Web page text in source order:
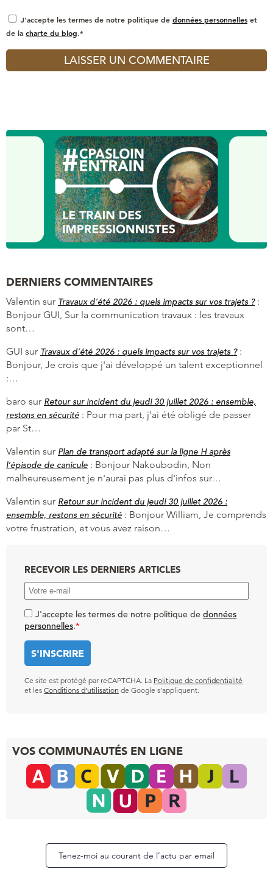
J'accepte les termes de notre politique de données personnelles et
de la charte du blog.*
DERNIERS COMMENTAIRES
Valentin sur Travaux d’été 2026 : quels impacts sur vos trajets ?:
Bonjour GUI, Sur la communication travaux : les travaux
sont…
GUI sur Travaux d’été 2026 : quels impacts sur vos trajets ?:
Bonjour, Je crois que j'ai développé un talent exceptionnel
:…
baro sur Retour sur incident du jeudi 30 juillet 2026 : ensemble,
restons en sécurité : Pour ma part, j'ai été obligé de passer
par St…
Valentin sur Plan de transport adapté sur la ligne H après
l’épisode de canicule : Bonjour Nakoubodin, Non
malheureusement je n'aurai pas plus d'infos sur…
Valentin sur Retour sur incident du jeudi 30 juillet 2026 :
ensemble, restons en sécurité : Bonjour William, Je comprends
votre frustration, et vous avez raison…
RECEVOIR LES DERNIERS ARTICLES
J'accepte les termes de notre politique de données
personnelles.*
Ce site est protégé par reCAPTCHA. La Politique de confidentialité
et les Conditions d’utilisation de Google s’appliquent.
VOS COMMUNAUTÉS EN LIGNE
Tenez-moi au courant de l’actu par email